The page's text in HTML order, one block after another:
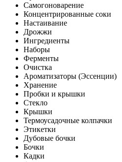
Самогоноварение
Концентрированные соки
Настаивание
Дрожжи
Ингредиенты
Наборы
Ферменты
Очистка
Ароматизаторы (Эссенции)
Хранение
Пробки и крышки
Стекло
Крышки
Термоусадочные колпачки
Этикетки
Дубовые бочки
Бочки
Кадки